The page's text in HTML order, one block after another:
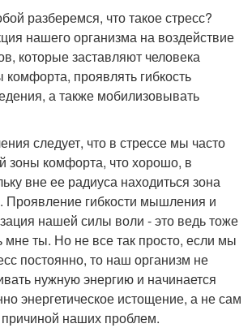
разберемся, что такое стресс?
нашего организма на воздействие
которые заставляют человека
комфорта, проявлять гибкость
а также мобилизовывать
следует, что в стрессе мы часто
зоны комфорта, что хорошо, в
вне ее радиуса находиться зона
Проявление гибкости мышления и
нашей силы воли - это ведь тоже
ты. Но не все так просто, если мы
постоянно, то наш организм не
нужную энергию и начинается
энергетическое истощение, а не сам
причиной наших проблем.